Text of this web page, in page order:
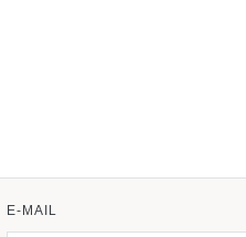
E-MAIL